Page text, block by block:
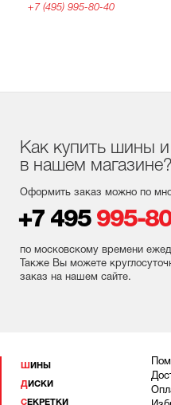
+7 (495) 995-80-40
Как купить шины
в нашем магазине?
Оформить заказ можно по
+7 495 995-
по московскому времени
Также Вы можете
заказ на нашем сайте.
ШИНЫ
ДИСКИ
СЕКРЕТКИ